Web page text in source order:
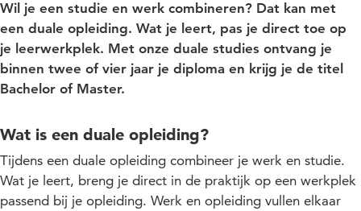
Wil je een studie en werk combineren? Dat kan met
een duale opleiding. Wat je leert, pas je direct toe op
je leerwerkplek. Met onze duale studies ontvang je
binnen twee of vier jaar je diploma en krijg je de titel
Bachelor of Master.
Wat is een duale opleiding?
Tijdens een duale opleiding combineer je werk en studie.
Wat je leert, breng je direct in de praktijk op een werkplek
passend bij je opleiding. Werk en opleiding vullen elkaar